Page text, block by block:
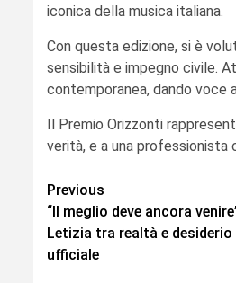
iconica della musica italiana.
Con questa edizione, si è
sensibilità e impegno civile.
contemporanea, dando voce
Il Premio Orizzonti
verità, e a una professionista
Continue
Reading
Previous
“Il meglio deve ancora
Letizia tra realtà e desiderio
ufficiale